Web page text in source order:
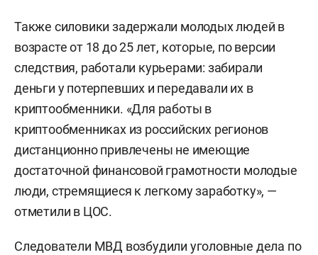
Также силовики задержали молодых людей в
возрасте от 18 до 25 лет, которые, по версии
следствия, работали курьерами: забирали
деньги у потерпевших и передавали их в
криптообменники. «Для работы в
криптообменниках из российских регионов
дистанционно привлечены не имеющие
достаточной финансовой грамотности молодые
люди, стремящиеся к легкому заработку», —
отметили в ЦОС.
Следователи МВД возбудили уголовные дела по